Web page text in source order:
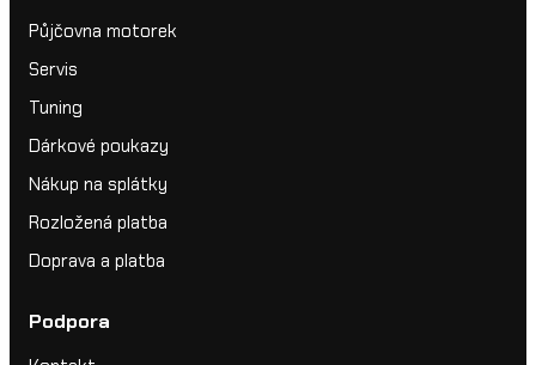
Půjčovna motorek
Servis
Tuning
Dárkové poukazy
Nákup na splátky
Rozložená platba
Doprava a platba
Podpora